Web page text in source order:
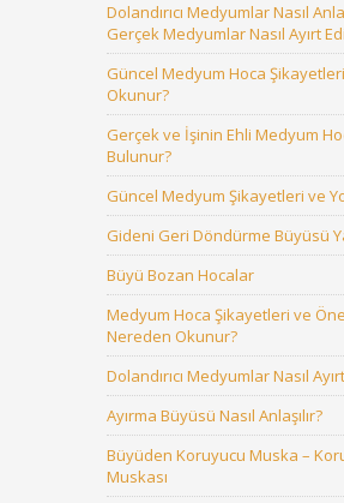
Dolandırıcı Medyumlar Nasıl
Gerçek Medyumlar Nasıl Ayırt
Güncel Medyum Hoca
Okunur?
Gerçek ve İşinin Ehli Medyum
Bulunur?
Güncel Medyum Şikayetleri ve
Gideni Geri Döndürme Büyüsü
Büyü Bozan Hocalar
Medyum Hoca Şikayetleri ve
Nereden Okunur?
Dolandırıcı Medyumlar Nasıl
Ayırma Büyüsü Nasıl Anlaşılır?
Büyüden Koruyucu Muska –
Muskası